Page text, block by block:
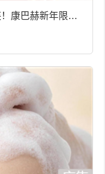
康巴赫新年限定
元